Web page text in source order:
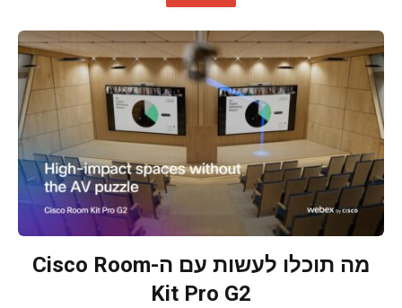
מה תוכלו לעשות עם ה-Cisco Room
Kit Pro G2